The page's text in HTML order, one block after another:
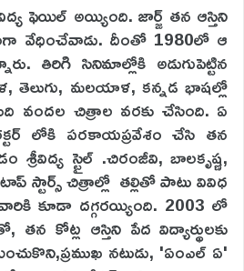
ఫెయిల్ అయ్యింది. జార్జ్ తన ఆస్తిని
వేధించేవాడు. దీంతో 1980లో ఆ
తిరిగి సినిమాల్లోకి అడుగుపెట్టిన
తెలుగు, మలయాళ, కన్నడ భాషల్లో
వందల చిత్రాల వరకు చేసింది. ఏ
లోకి పరకాయప్రవేశం చేసి తన
స్టైల్ .చిరంజీవి, బాలకృష్ణ,
స్టార్స్ చిత్రాల్లో తల్లితో పాటు వివిధ
కూడా దగ్గరయ్యింది. 2003 లో
కోట్ల ఆస్తిని పేద విద్యార్థులకు
నటుడు, 'ఏంఎల్ ఏ'